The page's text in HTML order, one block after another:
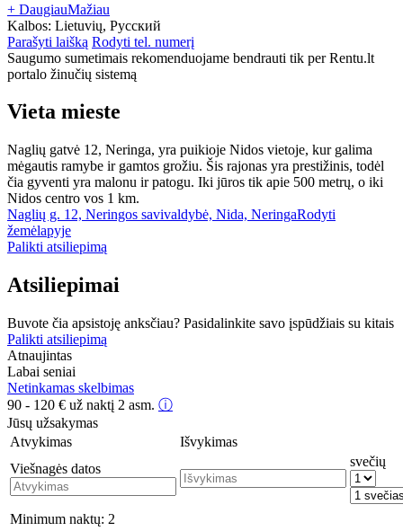
+ DaugiauMažiau
Kalbos: Lietuvių, Русский
Parašyti laišką Rodyti tel. numerį
Saugumo sumetimais rekomenduojame bendrauti tik per Rentu.lt
portalo žinučių sistemą
Vieta mieste
Naglių gatvė 12, Neringa, yra puikioje Nidos vietoje, kur galima
mėgautis ramybe ir gamtos grožiu. Šis rajonas yra prestižinis, todėl
čia gyventi yra malonu ir patogu. Iki jūros tik apie 500 metrų, o iki
Nidos centro vos 1 km.
Naglių g. 12, Neringos savivaldybė, Nida, NeringaRodyti
žemėlapyje
Palikti atsiliepimą
Atsiliepimai
Buvote čia apsistoję anksčiau? Pasidalinkite savo įspūdžiais su kitais
Palikti atsiliepimą
Atnaujintas
Labai seniai
Netinkamas skelbimas
90 - 120 € už naktį 2 asm. ⓘ
Jūsų užsakymas
Atvykimas
Išvykimas
Viešnagės datos
svečių
Minimum naktų: 2